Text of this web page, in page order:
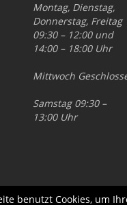
Montag, Dienstag,
Donnerstag, Freitag
09:30 – 12:00 und
14:00 – 18:00 Uhr
Mittwoch
Samstag 09:30 –
13:00 Uhr
benutzt Cookies, um